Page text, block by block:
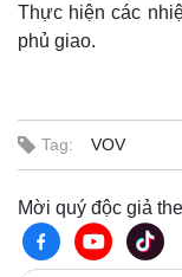
Thực hiện các
phủ giao.
Tag: VOV
Mời quý độc giả